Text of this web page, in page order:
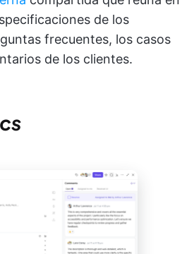
de los
frecuentes, los casos
de los clientes.